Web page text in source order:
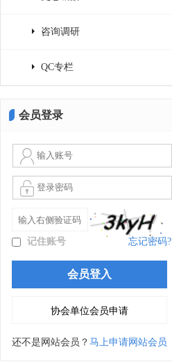
咨询调研
QC专栏
会员登录
记住账号 忘记密码?
还不是网站会员？ 马上申请网站会员